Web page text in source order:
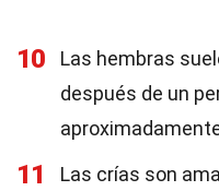
10
Las hembras
después de un
11
Las crías son